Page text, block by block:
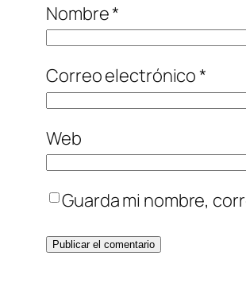
Nombre*
Correo electrónico*
Web
Guarda mi nombre,